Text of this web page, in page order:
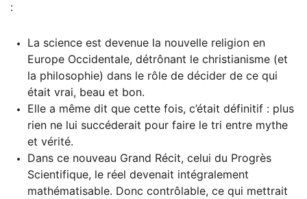
:
La science est devenue la nouvelle religion en
Europe Occidentale, détrônant le christianisme (et
la philosophie) dans le rôle de décider de ce qui
était vrai, beau et bon.
Elle a même dit que cette fois, c’était définitif : plus
rien ne lui succéderait pour faire le tri entre mythe
et vérité.
Dans ce nouveau Grand Récit, celui du Progrès
Scientifique, le réel devenait intégralement
mathématisable. Donc contrôlable, ce qui mettrait